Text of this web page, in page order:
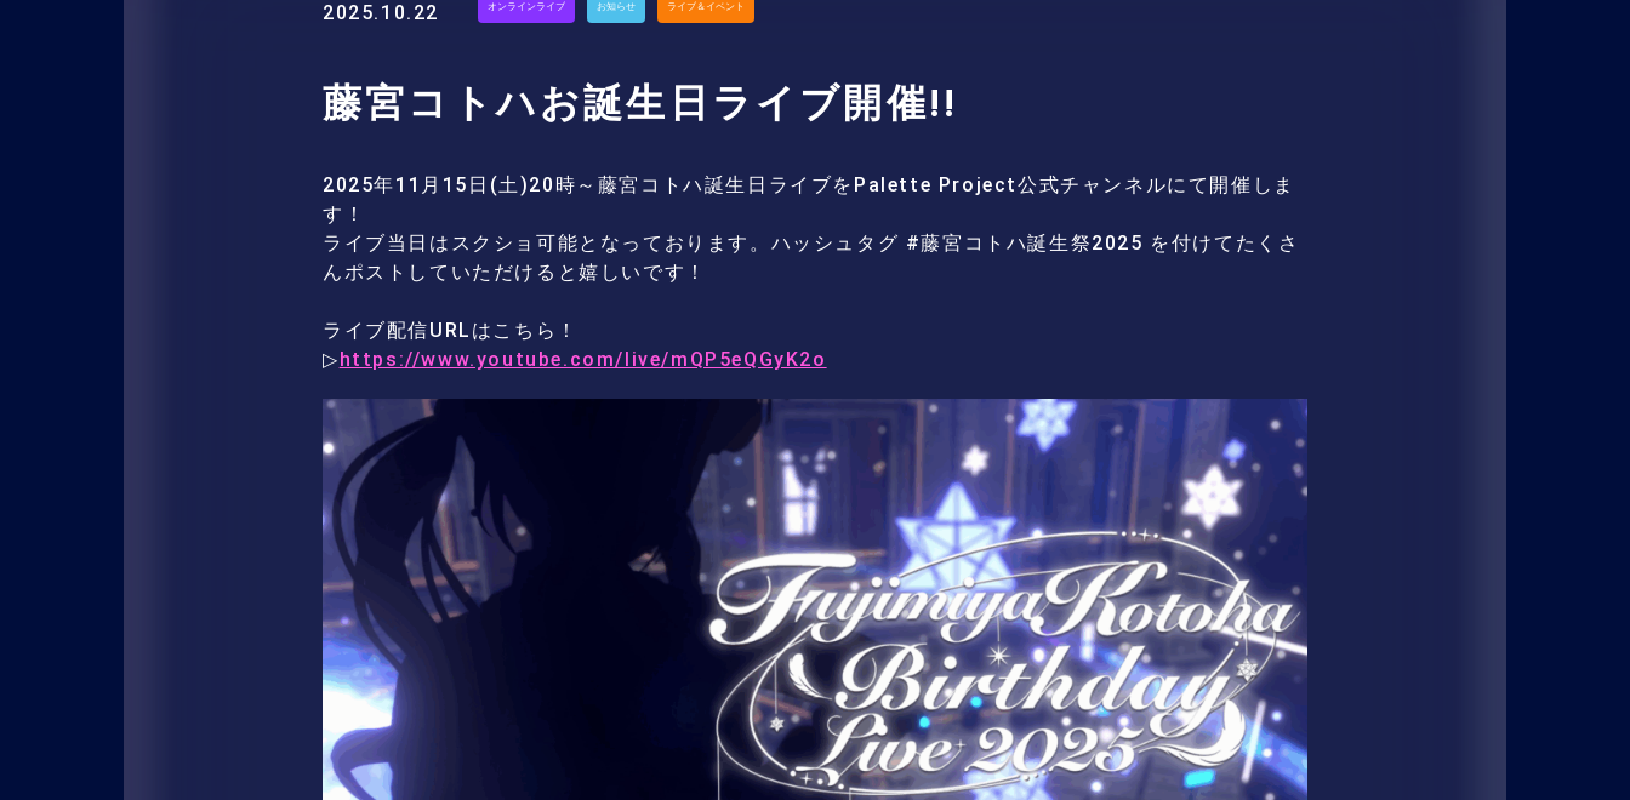
2025.10.22 オンラインライブ お知らせ ライブ＆イベント
藤宮コトハお誕生日ライブ開催!!
2025年11月15日(土)20時～藤宮コトハ誕生日ライブをPalette Project公式チャンネルにて開催しま
す！
ライブ当日はスクショ可能となっております。ハッシュタグ #藤宮コトハ誕生祭2025 を付けてたくさ
んポストしていただけると嬉しいです！
ライブ配信URLはこちら！
▷https://www.youtube.com/live/mQP5eQGyK2o